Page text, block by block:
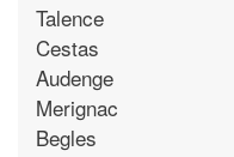
Talence
Cestas
Audenge
Merignac
Begles